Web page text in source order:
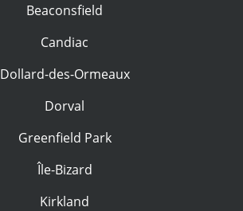
Beaconsfield
Candiac
Dollard-des-Ormeaux
Dorval
Greenfield Park
Île-Bizard
Kirkland